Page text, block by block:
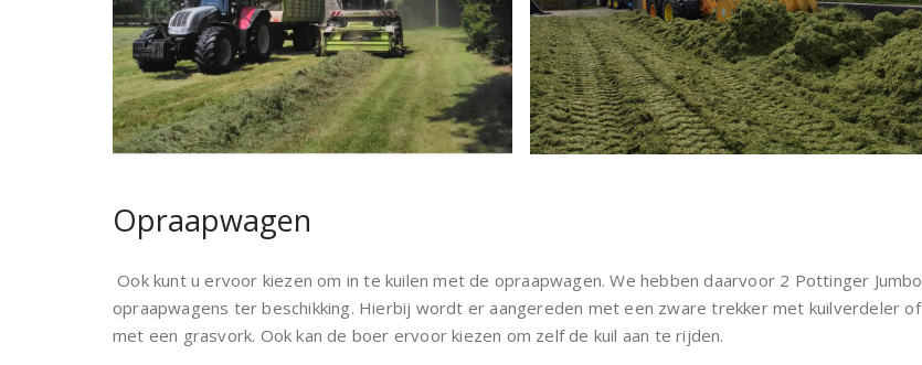
Opraapwagen
Ook kunt u ervoor kiezen om in te kuilen met de opraapwagen. We hebben daarvoor 2 Pottinger Jumbo
opraapwagens ter beschikking. Hierbij wordt er aangereden met een zware trekker met kuilverdeler of
met een grasvork. Ook kan de boer ervoor kiezen om zelf de kuil aan te rijden.